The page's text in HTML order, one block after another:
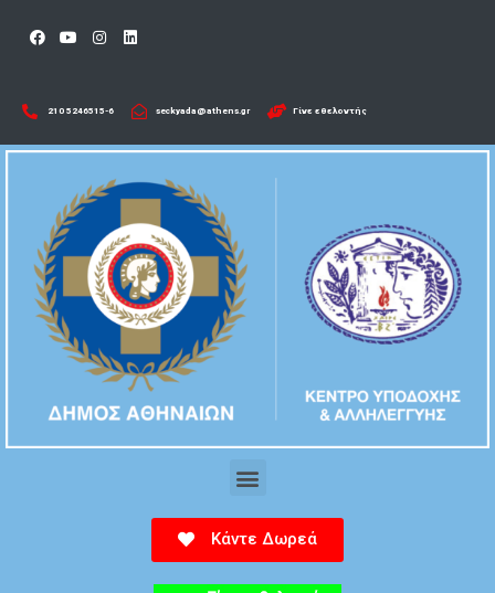
210 5246515-6​ seckyada@athens.gr Γίνε εθελοντής
Κάντε Δωρεά